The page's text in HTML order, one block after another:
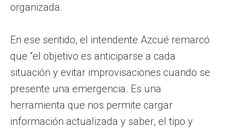
organizada.
En ese sentido, el intendente Azcué remarcó
que “el objetivo es anticiparse a cada
situación y evitar improvisaciones cuando se
presente una emergencia. Es una
herramienta que nos permite cargar
información actualizada y saber, el tipo y